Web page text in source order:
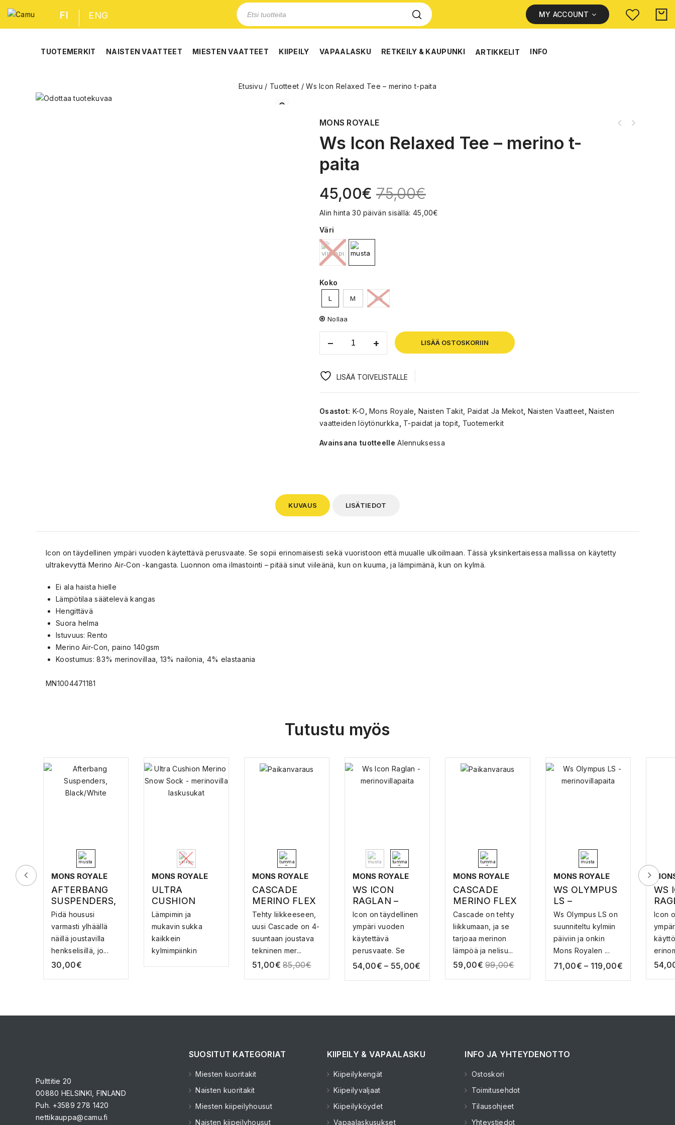
FI ENG MY ACCOUNT
TUOTEMERKIT NAISTEN VAATTEET MIESTEN VAATTEET KIIPEILY VAPAALASKU RETKEILY & KAUPUNKI ARTIKKELIT INFO
Etusivu / Tuotteet /Ws Icon Relaxed Tee – merino t-paita
MONS ROYALE
Ws Icon Relaxed Tee – merino t-
paita
45,00€ 75,00€
Alin hinta 30 päivän sisällä: 45,00€
Väri
Koko
L M XS
Nollaa
LISÄÄ OSTOSKORIIN
LISÄÄ TOIVELISTALLE
Osastot: K-O ,Mons Royale ,Naisten Takit, Paidat Ja Mekot Naisten Vaatteet ,Naisten
vaatteiden löytönurkka
T-paidat ja topit Tuotemerkit
Avainsana tuotteelleAlennuksessa
KUVAUS LISÄTIEDOT
Icon on täydellinen ympäri vuoden käytettävä perusvaate. Se sopii erinomaisesti sekä vuoristoon että muualle ulkoilmaan. Tässä yksinkertaisessa mallissa on käytetty
ultrakevyttä Merino Air-Con -kangasta. Luonnon oma ilmastointi – pitää sinut viileänä, kun on kuuma, ja lämpimänä, kun on kylmä.
Ei ala haista hielle
Lämpötilaa säätelevä kangas
Hengittävä
Suora helma
Istuvuus: Rento
Merino Air-Con, paino 140gsm
Koostumus: 83% merinovillaa, 13% nailonia, 4% elastaania
MN1004471181
Tutustu myös
MONS ROYALE
AFTERBANG
SUSPENDERS,
BLACK/WHITE
Pidä housusi
varmasti ylhäällä
näillä joustavilla
henkselisillä, jo...
30,00€
MONS ROYALE
ULTRA
CUSHION
MERINO
SNOW SOCK –
MERINOVILLA
Lämpimin ja
mukavin sukka
kaikkein
kylmimpiinkin
MONS ROYALE
CASCADE
MERINO FLEX
200 3/4
LEGGING –
MERINOVILLA
HOUSUT
Tehty liikkeeseen,
uusi Cascade on 4-
suuntaan joustava
tekninen mer...
51,00€ 85,00€
MONS ROYALE
WS ICON
RAGLAN –
MERINOVILLA
PAITA
Icon on täydellinen
ympäri vuoden
käytettävä
perusvaate. Se
sopii e...
54,00€ – 55,00€
MONS ROYALE
CASCADE
MERINO FLEX
200 LS –
MERINOVILLA
PAITA
Cascade on tehty
liikkumaan, ja se
tarjoaa merinon
lämpöä ja nelisu...
59,00€ 99,00€
MONS ROYALE
WS OLYMPUS
LS –
MERINOVILLA
PAITA
Ws Olympus LS on
suunniteltu kylmiin
päiviin ja onkin
Mons Royalen ...
71,00€ – 119,00€
WS
Icon
Pulttitie 20
00880 HELSINKI, FINLAND
Puh. +3589 278 1420
nettikauppa@camu.fi
SUOSITUT KATEGORIAT
Miesten kuoritakit
Naisten kuoritakit
Miesten kiipeilyhousut
Naisten kiipeilyhousut
KIIPEILY & VAPAALASKU
Kiipeilykengät
Kiipeilyvaljaat
Kiipeilyköydet
Vapaalaskusukset
INFO JA YHTEYDENOTTO
Ostoskori
Toimitusehdot
Tilausohjeet
Yhteystiedot